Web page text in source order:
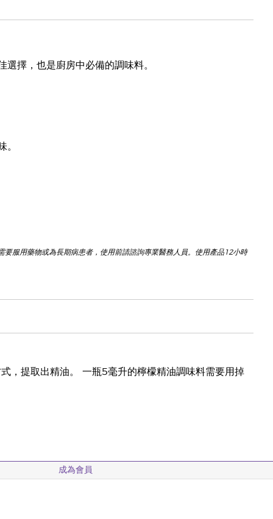
擇，也是廚房中必備的調味料。
。
服用藥物或為長期病患者，使用前請諮詢專業醫務人員。使用產品12小時
，提取出精油。 一瓶5毫升的檸檬精油調味料需要用掉
成為會員